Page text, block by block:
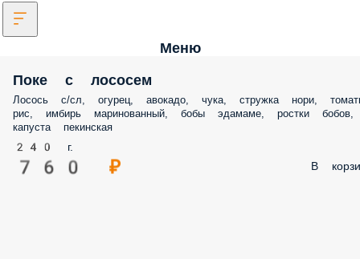
Меню
Поке с лососем
Лосось с/сл, огурец, авокадо, чука, стружка нори,
рис, имбирь маринованный, бобы эдамаме, ростки бобов,
капуста пекинская
240 г.
760 ₽ В